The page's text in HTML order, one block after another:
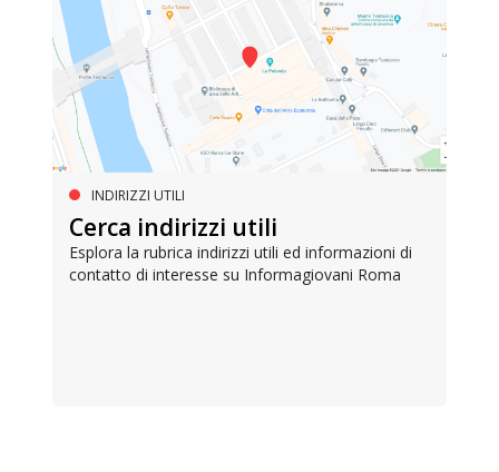
INDIRIZZI UTILI
Cerca indirizzi utili
Esplora la rubrica indirizzi utili ed informazioni di
contatto di interesse su Informagiovani Roma